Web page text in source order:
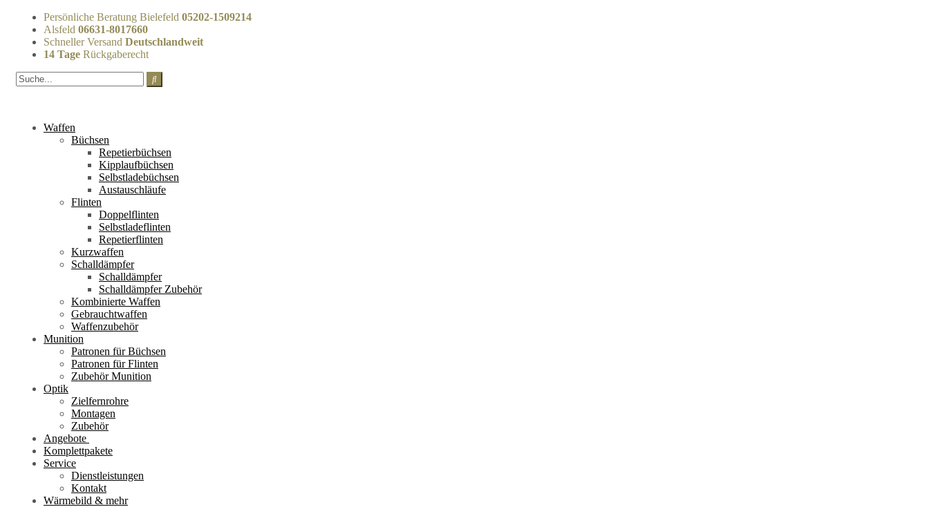
Persönliche Beratung Bielefeld 05202-1509214
Alsfeld 06631-8017660
Schneller Versand Deutschlandweit
14 Tage Rückgaberecht
Waffen
Büchsen
Repetierbüchsen
Kipplaufbüchsen
Selbstladebüchsen
Austauschläufe
Flinten
Doppelflinten
Selbstladeflinten
Repetierflinten
Kurzwaffen
Schalldämpfer
Schalldämpfer
Schalldämpfer Zubehör
Kombinierte Waffen
Gebrauchtwaffen
Waffenzubehör
Munition
Patronen für Büchsen
Patronen für Flinten
Zubehör Munition
Optik
Zielfernrohre
Montagen
Zubehör
Angebote
Komplettpakete
Service
Dienstleistungen
Kontakt
Wärmebild & mehr